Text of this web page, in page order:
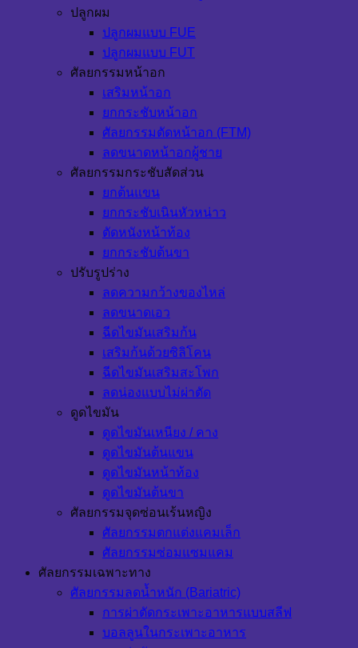
ปลูกผม
ปลูกผมแบบ FUE
ปลูกผมแบบ FUT
ศัลยกรรมหน้าอก
เสริมหน้าอก
ยกกระชับหน้าอก
ศัลยกรรมตัดหน้าอก (FTM)
ลดขนาดหน้าอกผู้ชาย
ศัลยกรรมกระชับสัดส่วน
ยกต้นแขน
ยกกระชับเนินหัวหน่าว
ตัดหนังหน้าท้อง
ยกกระชับต้นขา
ปรับรูปร่าง
ลดความกว้างของไหล่
ลดขนาดเอว
ฉีดไขมันเสริมก้น
เสริมก้นด้วยซิลิโคน
ฉีดไขมันเสริมสะโพก
ลดน่องแบบไม่ผ่าตัด
ดูดไขมัน
ดูดไขมันเหนียง / คาง
ดูดไขมันต้นแขน
ดูดไขมันหน้าท้อง
ดูดไขมันต้นขา
ศัลยกรรมจุดซ่อนเร้นหญิง
ศัลยกรรมตกแต่งแคมเล็ก
ศัลยกรรมซ่อมแซมแคม
ศัลยกรรมเฉพาะทาง
ศัลยกรรมลดน้ำหนัก (Bariatric)
การผ่าตัดกระเพาะอาหารแบบสลีฟ
บอลลูนในกระเพาะอาหาร